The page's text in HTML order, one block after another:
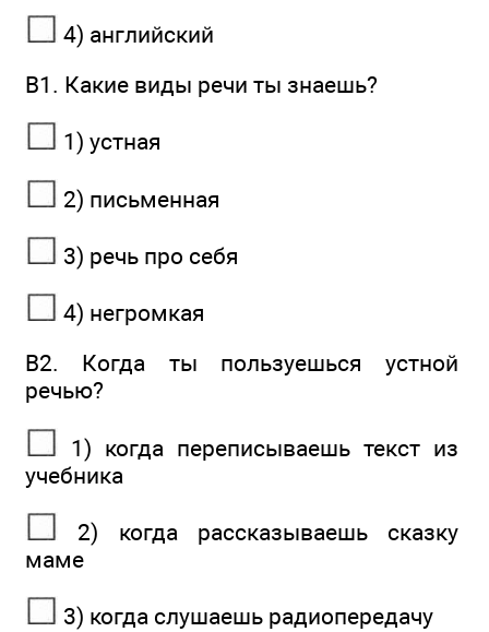
4) английский
В1. Какие виды речи ты знаешь?
1) устная
2) письменная
3) речь про себя
4) негромкая
В2. Когда ты пользуешься устной
речью?
1) когда переписываешь текст из
учебника
2) когда рассказываешь сказку
маме
3) когда слушаешь радиопередачу